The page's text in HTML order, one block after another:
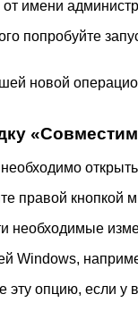
имени
попробуйте
новой
правой
необходимые
опцию, если у